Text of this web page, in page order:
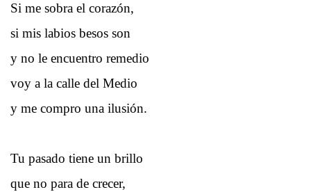
Si me sobra el corazón,
si mis labios besos son
y no le encuentro remedio
voy a la calle del Medio
y me compro una ilusión.
Tu pasado tiene un brillo
que no para de crecer,